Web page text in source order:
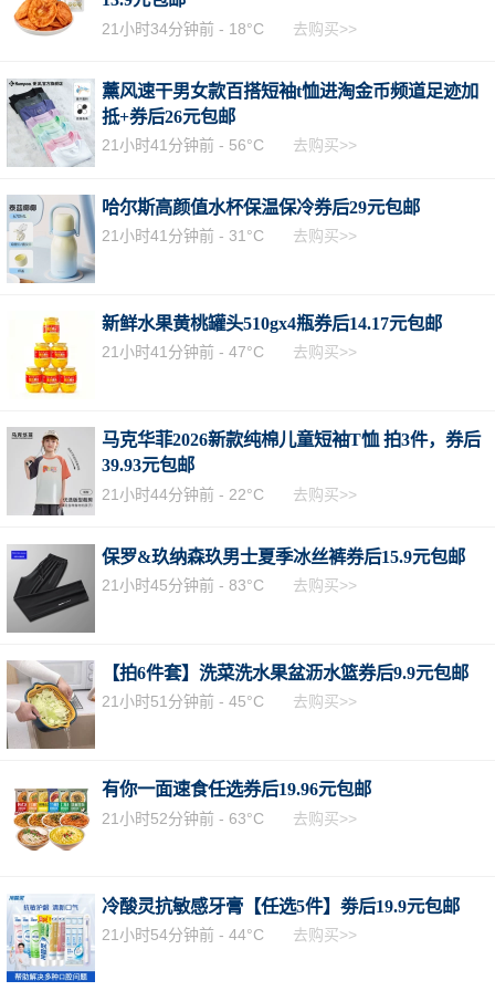
21小时34分钟前 - 18°C 去购买>>
薰风速干男女款百搭短袖t恤进淘金币频道足迹加
抵+券后26元包邮
21小时41分钟前 - 56°C 去购买>>
哈尔斯高颜值水杯保温保冷券后29元包邮
21小时41分钟前 - 31°C 去购买>>
新鲜水果黄桃罐头510gx4瓶券后14.17元包邮
21小时41分钟前 - 47°C 去购买>>
马克华菲2026新款纯棉儿童短袖T恤 拍3件，券后
39.93元包邮
21小时44分钟前 - 22°C 去购买>>
保罗&玖纳森玖男士夏季冰丝裤券后15.9元包邮
21小时45分钟前 - 83°C 去购买>>
【拍6件套】洗菜洗水果盆沥水篮券后9.9元包邮
21小时51分钟前 - 45°C 去购买>>
有你一面速食任选券后19.96元包邮
21小时52分钟前 - 63°C 去购买>>
冷酸灵抗敏感牙膏【任选5件】劵后19.9元包邮
21小时54分钟前 - 44°C 去购买>>